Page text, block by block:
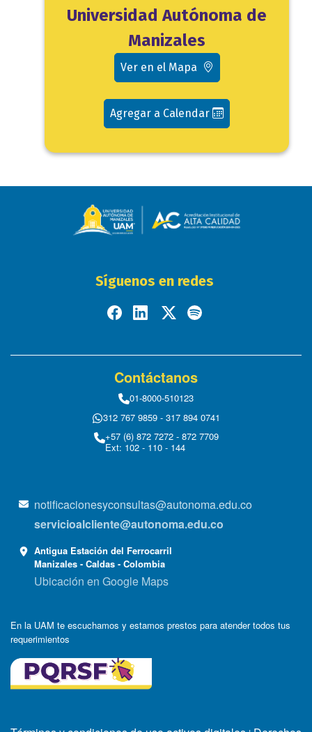
Ubicación
Universidad Autónoma de
Manizales
Ver en el Mapa
Agregar a Calendar
Síguenos en redes
Contáctanos
01-8000-510123
312 767 9859 - 317 894 0741
+57 (6) 872 7272 - 872 7709
Ext: 102 - 110 - 144
notificacionesyconsultas@autonoma.edu.co
servicioalcliente@autonoma.edu.co
Antigua Estación del Ferrocarril
Manizales - Caldas - Colombia
Ubicación en Google Maps
En la UAM te escuchamos y estamos prestos para atender todos tus
requerimientos